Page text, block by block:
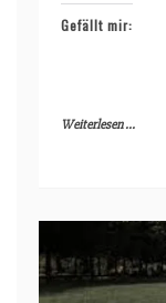
Gefällt mir:
Weiterlesen ...